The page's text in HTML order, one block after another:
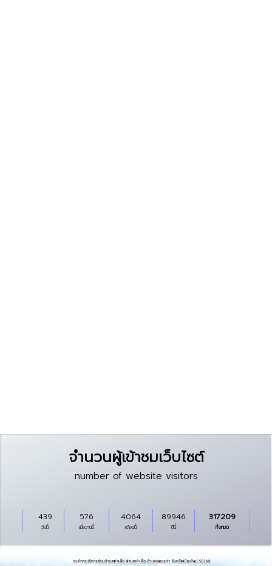
จำนวนผู้เข้าชมเว็บไซต์
number of website visitors
วันนี้
439
เมื่อวานนี้
576
เดือนนี้
4064
ปีนี้
89946
ทั้งหมด
317209